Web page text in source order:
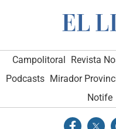
Campolitoral Revista
Podcasts Mirador
Notife